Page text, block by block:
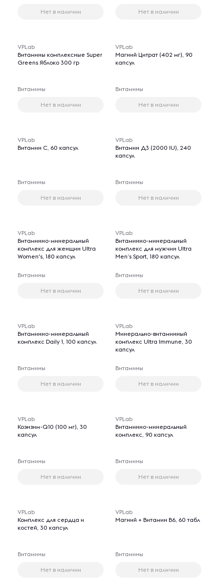
Нет в наличии Нет в наличии
VPLab
Витамины комплексные Super
Greens Яблоко 300 гр
Витамины
Нет в наличии
VPLab
Магний Цитрат (402 мг), 90
капсул
Витамины
Нет в наличии
VPLab
Витамин C, 60 капсул
Витамины
Нет в наличии
VPLab
Витамин Д3 (2000 IU), 240
капсул
Витамины
Нет в наличии
VPLab
Витаминно-минеральный
комплекс для женщин Ultra
Women's, 180 капсул
Витамины
Нет в наличии
VPLab
Витаминно-минеральный
комплекс для мужчин Ultra
Men’s Sport, 180 капсул
Витамины
Нет в наличии
VPLab
Витаминно-минеральный
комплекс Daily 1, 100 капсул
Витамины
Нет в наличии
VPLab
Минерально-витаминный
комплекс Ultra Immune, 30
капсул
Витамины
Нет в наличии
VPLab
Коэнзим-Q10 (100 мг), 30
капсул
Витамины
Нет в наличии
VPLab
Витаминно-минеральный
комплекс, 90 капсул
Витамины
Нет в наличии
VPLab
Комплекс для сердца и
костей, 30 капсул
Витамины
Нет в наличии
VPLab
Магний + Витамин B6, 60 табл
Витамины
Нет в наличии